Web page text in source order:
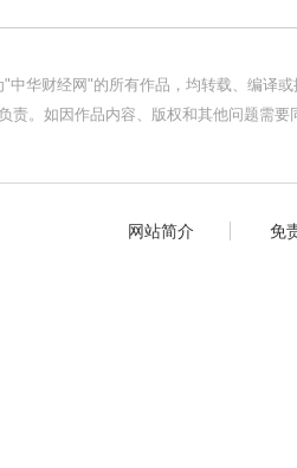
"中华财经网"的所有作品，均转载、编译
责。如因作品内容、版权和其他问题需
网站简介 免